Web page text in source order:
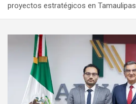
proyectos estratégicos en Tamaulipas